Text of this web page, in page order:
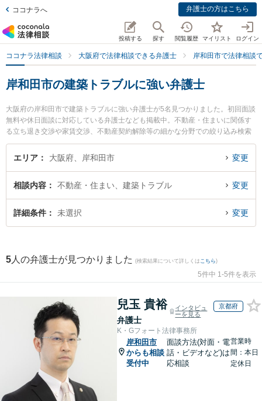
ココナラへ 弁護士の方はこちら
投稿する 探す 閲覧履歴 マイリスト ログイン
ココナラ法律相談 大阪府で法律相談できる弁護士 岸和田市で法律相談
岸和田市の建築トラブルに強い弁護士
大阪府の岸和田市で建築トラブルに強い弁護士が5名見つかりました。初回面談
無料や休日面談に対応している弁護士なども掲載中。不動産・住まいに関係す
る立ち退き交渉や家賃交渉、不動産契約解除等の細かな分野での絞り込み検索
もでき便利です。特に弁護士法人法律事務所ロイヤーズ・ハイ 岸和田オフィス
の藤守 真之弁護士や弁護士法人関・岸田・中村法律事務所 岸和田オフィスの関
和田市で土日や夜間に発生した建築トラブルのトラブルを今すぐに弁護士に相
談したい』『建築トラブルのトラブル解決の実績豊富な近くの弁護士を検索し
たい』『初回相談無料で建築トラブルを法律相談できる岸和田市内の弁護士に
エリア 大阪府、岸和田市 変更
相談内容 不動産・住まい、建築トラブル 変更
詳細条件 未選択 変更
5 人の弁護士が見つかりました (検索結果について詳しくは こちら)
5件中 1-5件を表示
兒玉 貴裕
弁護士
インタビュ
ーを見る
京都府
K・Gフォート法律事務所
岸和田市
からも相談
受付中
面談方法(対面・電
話・ビデオなど)は
応相談
営業時
間：本日
定休日